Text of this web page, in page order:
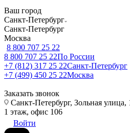
Ваш город
Санкт-Петербург
Санкт-Петербург
Москва
8 800 707 25 22
8 800 707 25 22По России
+7 (812) 317 25 22Санкт-Петербург
+7 (499) 450 25 22Москва
Заказать звонок
Санкт-Петербург, Зольная
1 этаж, офис 106
Войти